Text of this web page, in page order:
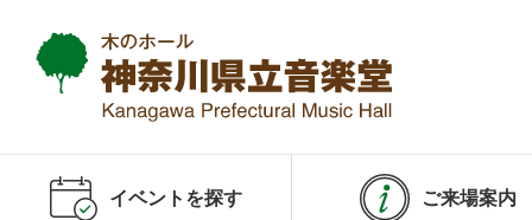
イベントを探す ご来場案内